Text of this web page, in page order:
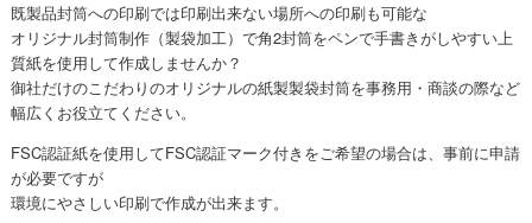
既製品封筒への印刷では印刷出来ない場所への印刷も可能な
オリジナル封筒制作（製袋加工）で角2封筒をペンで手書きがしやすい上
質紙を使用して作成しませんか？
御社だけのこだわりのオリジナルの紙製製袋封筒を事務用・商談の際など
幅広くお役立てください。
FSC認証紙を使用してFSC認証マーク付きをご希望の場合は、事前に申請
が必要ですが
環境にやさしい印刷で作成が出来ます。